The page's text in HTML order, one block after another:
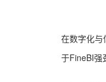
在数字化与
于FineBI强